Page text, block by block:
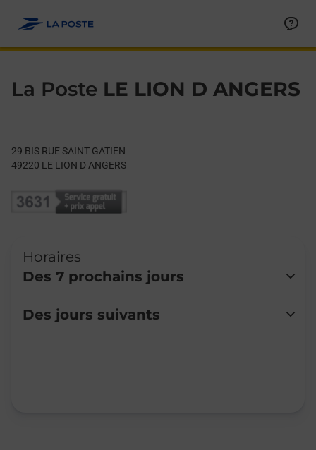
La Poste LE LION D ANGERS
29 BIS RUE SAINT GATIEN
49220 LE LION D ANGERS
Horaires
Des 7 prochains jours
Lundi
Fermé
Des jours suivants